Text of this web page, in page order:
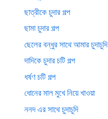
ছাত্রীকে চুদার গল্প
ছামা চুদার গল্প
ছেলের বন্ধুর সাথে আমার চুদাচুদি
দাদিকে চুদার চটি গল্প
ধর্ষণ চটি গল্প
ধোনের মাল মুখে নিয়ে খাওয়া
ননদ এর সাথে চুদাচুদি